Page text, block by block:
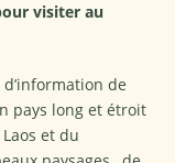
visiter au
de
pays long et étroit
et du